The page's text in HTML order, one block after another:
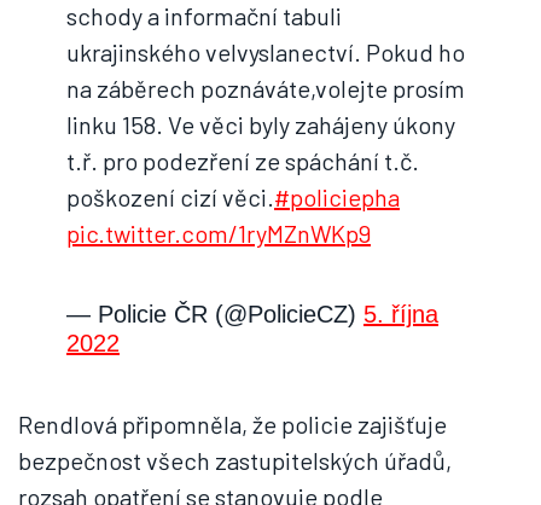
schody a informační tabuli
ukrajinského velvyslanectví. Pokud ho
na záběrech poznáváte,volejte prosím
linku 158. Ve věci byly zahájeny úkony
t.ř. pro podezření ze spáchání t.č.
poškození cizí věci.#policiepha
pic.twitter.com/1ryMZnWKp9
— Policie ČR (@PolicieCZ) 5. října
2022
Rendlová připomněla, že policie zajišťuje
bezpečnost všech zastupitelských úřadů,
rozsah opatření se stanovuje podle